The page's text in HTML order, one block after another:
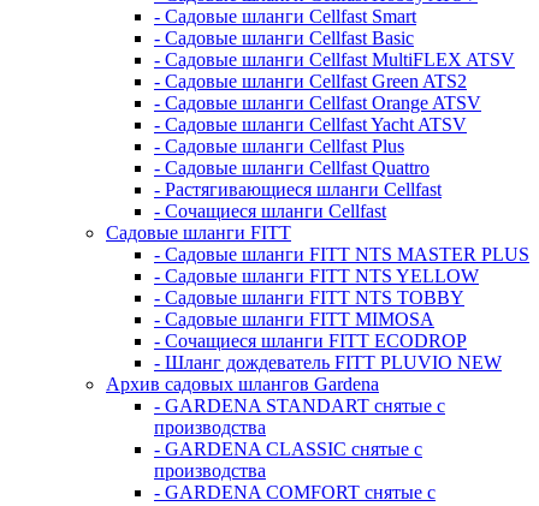
- Садовые шланги Cellfast Smart
- Садовые шланги Cellfast Basic
- Садовые шланги Cellfast MultiFLEX ATSV
- Садовые шланги Cellfast Green ATS2
- Садовые шланги Cellfast Orange ATSV
- Садовые шланги Cellfast Yacht ATSV
- Садовые шланги Cellfast Plus
- Садовые шланги Cellfast Quattro
- Растягивающиеся шланги Cellfast
- Сочащиеся шланги Cellfast
Садовые шланги FITT
- Садовые шланги FITT NTS MASTER PLUS
- Садовые шланги FITT NTS YELLOW
- Садовые шланги FITT NTS TOBBY
- Садовые шланги FITT MIMOSA
- Сочащиеся шланги FITT ECODROP
- Шланг дождеватель FITT PLUVIO NEW
Архив садовых шлангов Gardena
- GARDENA STANDART снятые с
производства
- GARDENA CLASSIC снятые с
производства
- GARDENA COMFORT снятые с